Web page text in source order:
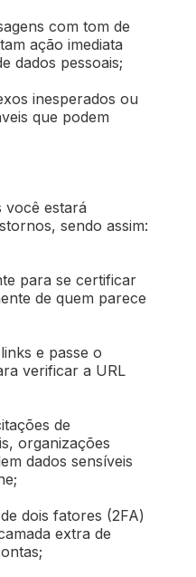
com tom de
ação imediata
dados pessoais;
inesperados ou
que podem
você estará
sendo assim:
para se certificar
de quem parece
e passe o
verificar a URL
de
organizações
dados sensíveis
dois fatores (2FA)
extra de